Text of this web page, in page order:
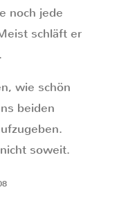
noch jede
schläft er
wie schön
beiden
soweit.